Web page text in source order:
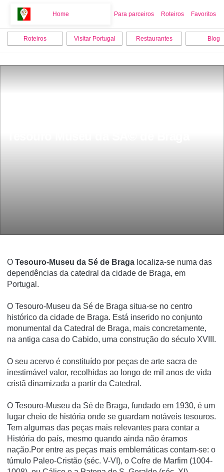
Home Para parceiros Roteiros Favoritos
Home
Roteiros Visitar Portugal Restaurantes Blog
O Tesouro-Museu da Sé de Braga localiza-se numa das
dependências da catedral da cidade de Braga, em
Portugal.
O Tesouro-Museu da Sé de Braga situa-se no centro
histórico da cidade de Braga. Está inserido no conjunto
monumental da Catedral de Braga, mais concretamente,
na antiga casa do Cabido, uma construção do século XVIII.
O seu acervo é constituído por peças de arte sacra de
inestimável valor, recolhidas ao longo de mil anos de vida
cristã dinamizada a partir da Catedral.
O Tesouro-Museu da Sé de Braga, fundado em 1930, é um
lugar cheio de história onde se guardam notáveis tesouros.
Tem algumas das peças mais relevantes para contar a
História do país, mesmo quando ainda não éramos
nação.Por entre as peças mais emblemáticas contam-se: o
túmulo Paleo-Cristão (séc. V-VI), o Cofre de Marfim (1004-